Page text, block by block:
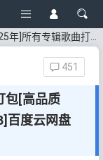
质MP3+无损FLAC/WAV分轨/9.91GB]百度云网盘下载
包[高品质
百度云网盘
451